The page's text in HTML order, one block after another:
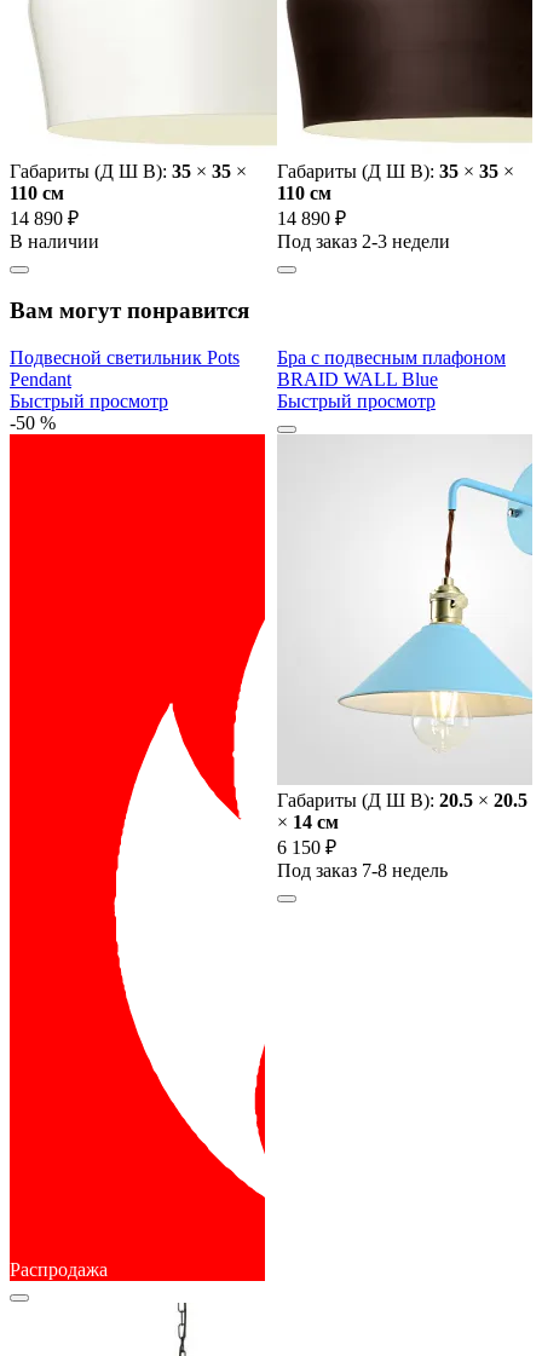
Габариты (Д Ш В): 35 × 35 ×
110 cм
14 890 ₽
В наличии
Габариты (Д Ш В): 35 × 35 ×
110 cм
14 890 ₽
Под заказ 2-3 недели
Вам могут понравится
Подвесной светильник Pots
Pendant
Быстрый просмотр
-50 %
Распродажа
Бра с подвесным плафоном
BRAID WALL Blue
Быстрый просмотр
Габариты (Д Ш В): 20.5 × 20.5
× 14 cм
6 150 ₽
Под заказ 7-8 недель